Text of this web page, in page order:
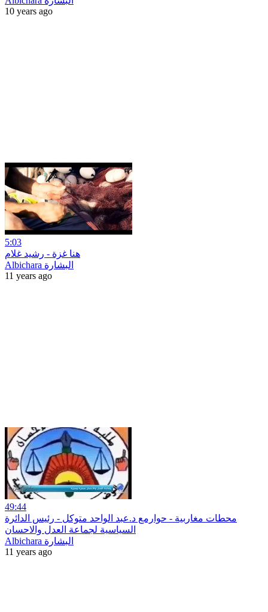
10 years ago
5:03
هنا غزة - رشيد غلام
Albichara البشارة
11 years ago
49:44
محطات مغاربية - حوارمع د.عبد الواحد متوكل - رئيس الدائرة
السياسية لجماعة العدل والاحسان
Albichara البشارة
11 years ago